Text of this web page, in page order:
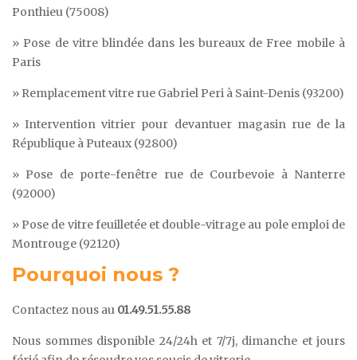
Ponthieu (75008)
» Pose de vitre blindée dans les bureaux de Free mobile à
Paris
» Remplacement vitre rue Gabriel Peri à Saint-Denis (93200)
» Intervention vitrier pour devantuer magasin rue de la
République à Puteaux (92800)
» Pose de porte-fenêtre rue de Courbevoie à Nanterre
(92000)
» Pose de vitre feuilletée et double-vitrage au pole emploi de
Montrouge (92120)
Pourquoi nous ?
Contactez nous au 01.49.51.55.88
Nous sommes disponible 24/24h et 7/7j, dimanche et jours